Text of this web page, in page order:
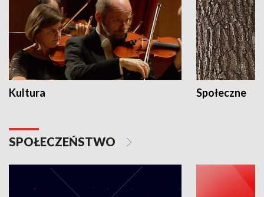
Kultura Społeczne
SPOŁECZEŃSTWO